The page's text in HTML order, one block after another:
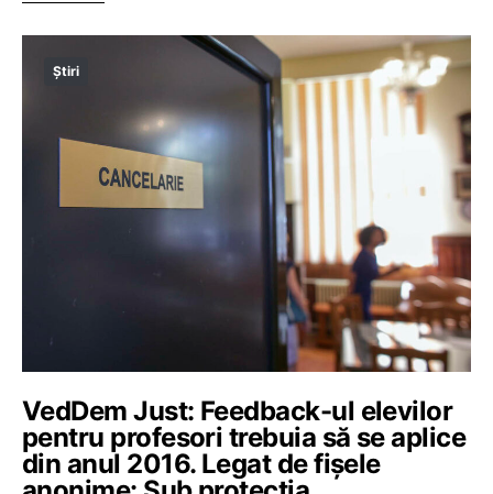
Știri
VedDem Just: Feedback-ul elevilor
pentru profesori trebuia să se aplice
din anul 2016. Legat de fișele